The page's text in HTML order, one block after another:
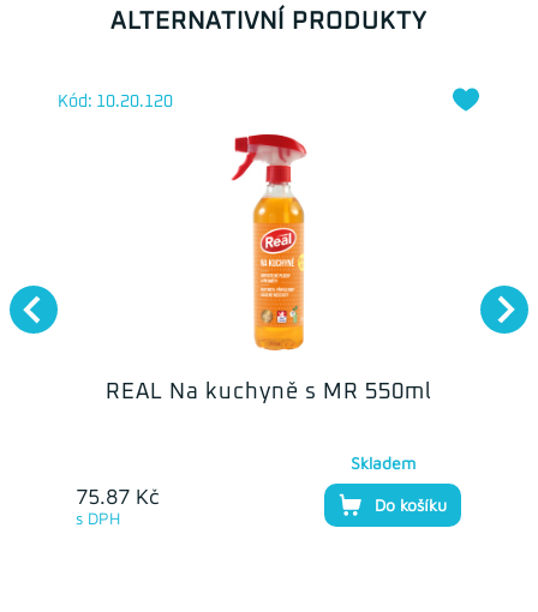
ALTERNATIVNÍ PRODUKTY
REAL Na kuchyně s MR 550ml
Kód: 10.20.120
75.87 Kč
s DPH
Skladem
Do košíku